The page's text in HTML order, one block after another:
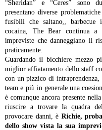
“Sheridan” e “Ceres” sono
presentano diverse
fusibili che saltano,, barbecue
cocaina, The Bear continua a
impreviste che danneggiano il
praticamente.
Guardando il bicchiere mezzo
miglior affiatamento dello staff
con un pizzico di
team e più in generale una
è comunque ancora presente
riuscire a trovare la quadra
provocare danni, è Richie,
dello show vista la sua